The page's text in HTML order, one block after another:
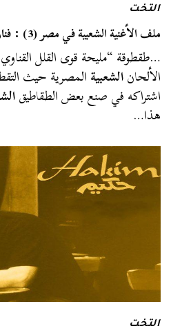
التخت
ملف الأغنية الشعبية في مصر (3) : فنان الشعب سيد درويش
…طقطوقة “مليحة قوى القلل
الألحانالشعبيةالمصرية حيث
اشتراكه في صنع بعض الطقاطيق
هذا…
التخت